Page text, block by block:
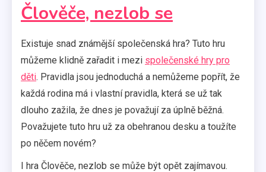
Člověče, nezlob se
Existuje snad známější společenská hra? Tuto hru
můžeme klidně zařadit i mezi společenské hry pro
děti. Pravidla jsou jednoduchá a nemůžeme popřít, že
každá rodina má i vlastní pravidla, která se už tak
dlouho zažila, že dnes je považují za úplně běžná.
Považujete tuto hru už za obehranou desku a toužíte
po něčem novém?
I hra Člověče, nezlob se může být opět zajímavou.